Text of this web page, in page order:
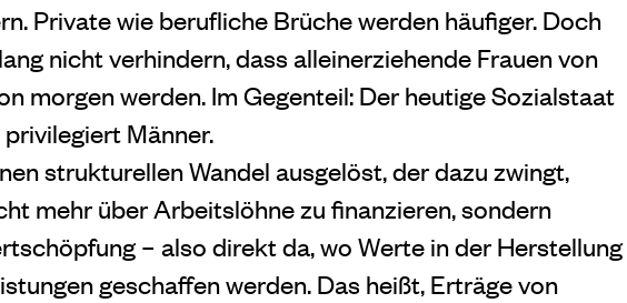
Private wie berufliche Brüche werden häufiger. Doch
nicht verhindern, dass alleinerziehende Frauen von
morgen werden. Im Gegenteil: Der heutige Sozialstaat
Männer.
strukturellen Wandel ausgelöst, der dazu zwingt,
mehr über Arbeitslöhne zu finanzieren, sondern
– also direkt da, wo Werte in der Herstellung
geschaffen werden. Das heißt, Erträge von